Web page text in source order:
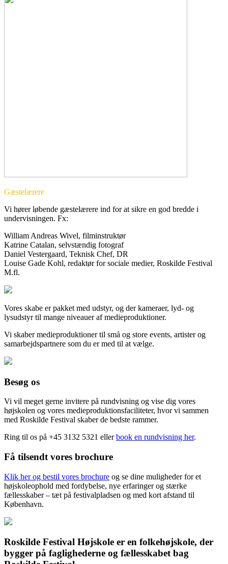
Gæstelærere
Vi hører løbende gæstelærere ind for at sikre en god bredde i
undervisningen. Fx:
William Andreas Wivel, filminstruktør
Katrine Catalan, selvstændig fotograf
Daniel Vestergaard, Teknisk Chef, DR
Louise Gade Kohl, redaktør for sociale medier, Roskilde Festival
M.fl.
Vores skabe er pakket med udstyr, og der kameraer, lyd- og
lysudstyr til mange niveauer af medieproduktioner.
Vi skaber medieproduktioner til små og store events, artister og
samarbejdspartnere som du er med til at vælge.
Besøg os
Vi vil meget gerne invitere på rundvisning og vise dig vores
højskolen og vores medieproduktionsfaciliteter, hvor vi sammen
med Roskilde Festival skaber de bedste rammer.
Ring til os på +45 3132 5321 ellerbook en rundvisning her.
Få tilsendt vores brochure
Klik her og bestil vores brochure og se dine muligheder for et
højskoleophold med fordybelse, nye erfaringer og stærke
fællesskaber – tæt på festivalpladsen og med kort afstand til
København.
Roskilde Festival Højskole er en folkehøjskole, der
bygger på faglighederne og fællesskabet bag